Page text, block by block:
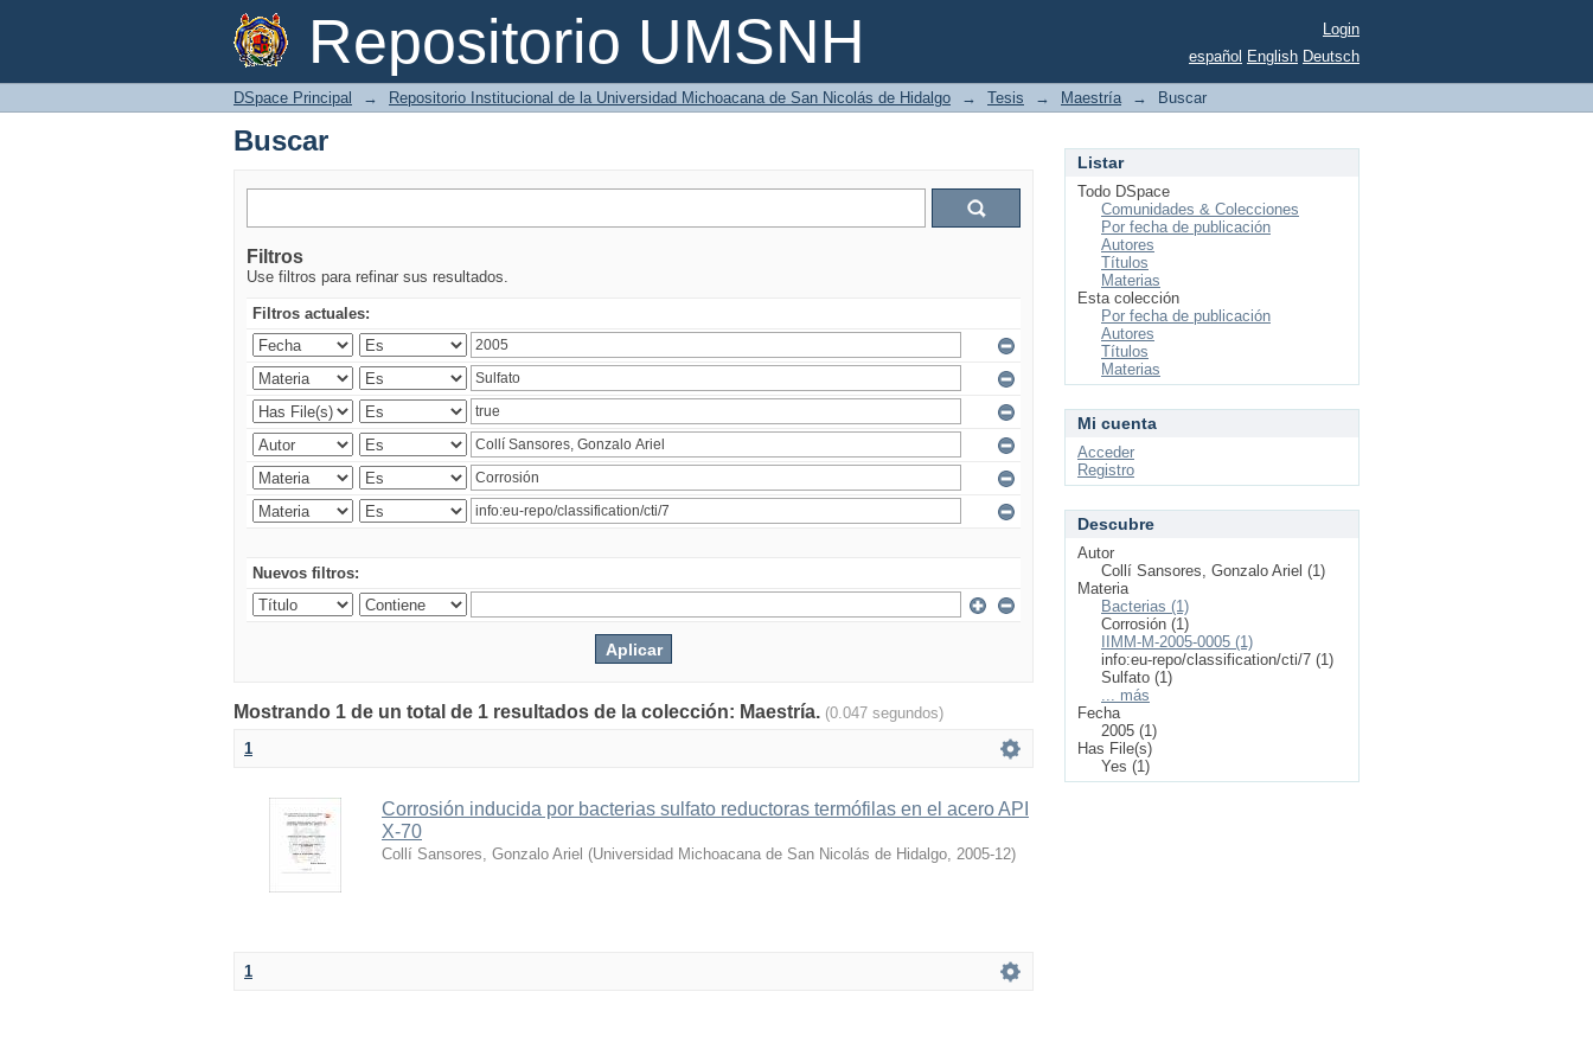
Repositorio UMSNH
Buscar
Login
español English Deutsch
DSpace Principal → Repositorio Institucional de la Universidad Michoacana de San Nicolás de Hidalgo → Tesis → Maestría → Buscar
Buscar
Filtros
Use filtros para refinar sus resultados.
Filtros actuales:
Nuevos filtros:
Mostrando 1 de un total de 1 resultados de la colección: Maestría. (0.047 segundos)
1
Corrosión inducida por bacterias sulfato reductoras termófilas en el acero API
X-70
Collí Sansores, Gonzalo Ariel (Universidad Michoacana de San Nicolás de Hidalgo, 2005-12)
1
Listar
Todo DSpace
Comunidades & Colecciones
Por fecha de publicación
Autores
Títulos
Materias
Esta colección
Por fecha de publicación
Autores
Títulos
Materias
Mi cuenta
Acceder
Registro
Descubre
Autor
Collí Sansores, Gonzalo Ariel (1)
Materia
Bacterias (1)
Corrosión (1)
IIMM-M-2005-0005 (1)
info:eu-repo/classification/cti/7 (1)
Sulfato (1)
... más
Fecha
2005 (1)
Has File(s)
Yes (1)